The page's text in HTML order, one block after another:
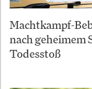
Machtkampf-
nach geheimem
Todesstoß